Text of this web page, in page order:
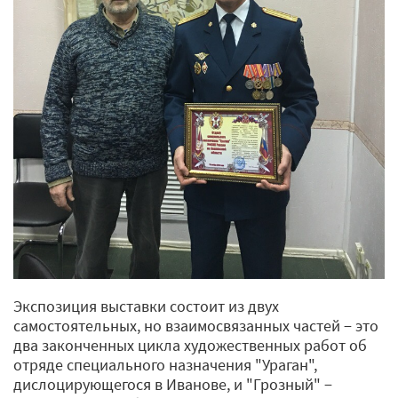
Экспозиция выставки состоит из двух
самостоятельных, но взаимосвязанных частей − это
два законченных цикла художественных работ об
отряде специального назначения "Ураган",
дислоцирующегося в Иванове, и "Грозный" −